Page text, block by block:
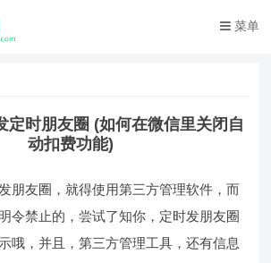
菜单
定时朋友圈 (如何在微信里关闭自
动扣费功能)
朋友圈，就得使用第三方管理软件，而
令禁止的，尝试了知你，定时发朋友圈
哦，并且，第三方管理工具，还有信息